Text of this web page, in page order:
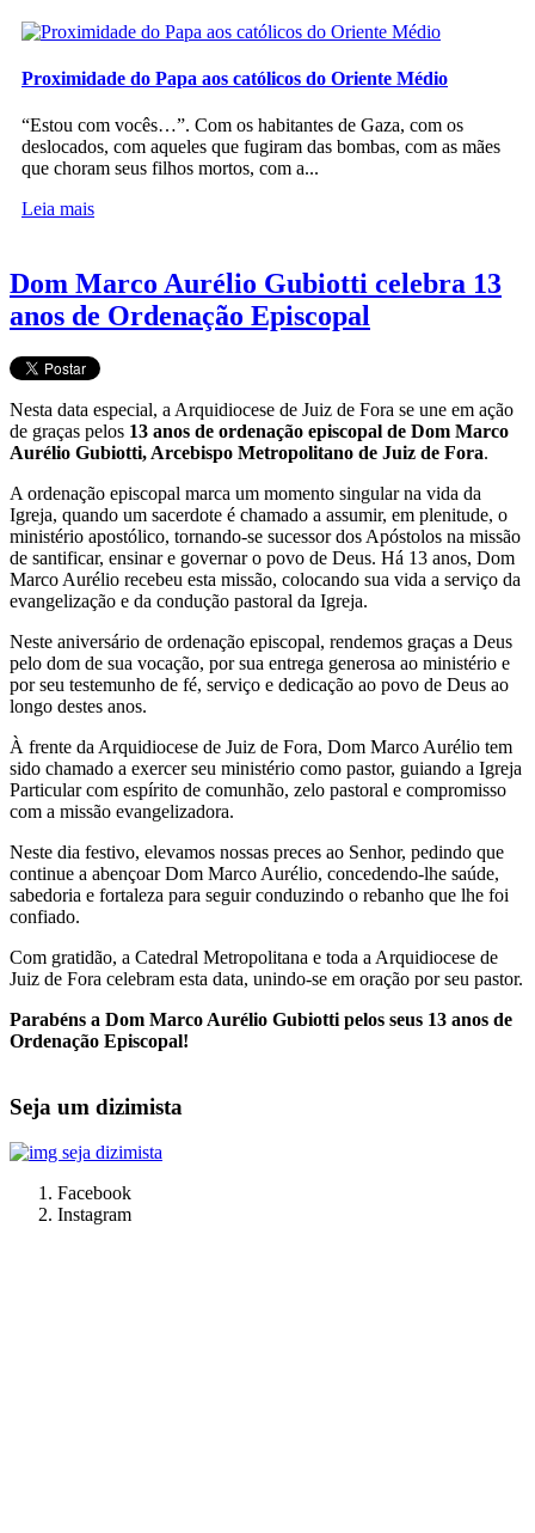
Proximidade do Papa aos católicos do Oriente Médio
“Estou com vocês…”. Com os habitantes de Gaza, com os
deslocados, com aqueles que fugiram das bombas, com as mães
que choram seus filhos mortos, com a...
Leia mais
Dom Marco Aurélio Gubiotti celebra 13
anos de Ordenação Episcopal
Nesta data especial, a Arquidiocese de Juiz de Fora se une em ação
de graças pelos 13 anos de ordenação episcopal de Dom Marco
Aurélio Gubiotti, Arcebispo Metropolitano de Juiz de Fora.
A ordenação episcopal marca um momento singular na vida da
Igreja, quando um sacerdote é chamado a assumir, em plenitude, o
ministério apostólico, tornando-se sucessor dos Apóstolos na missão
de santificar, ensinar e governar o povo de Deus. Há 13 anos, Dom
Marco Aurélio recebeu esta missão, colocando sua vida a serviço da
evangelização e da condução pastoral da Igreja.
Neste aniversário de ordenação episcopal, rendemos graças a Deus
pelo dom de sua vocação, por sua entrega generosa ao ministério e
por seu testemunho de fé, serviço e dedicação ao povo de Deus ao
longo destes anos.
À frente da Arquidiocese de Juiz de Fora, Dom Marco Aurélio tem
sido chamado a exercer seu ministério como pastor, guiando a Igreja
Particular com espírito de comunhão, zelo pastoral e compromisso
com a missão evangelizadora.
Neste dia festivo, elevamos nossas preces ao Senhor, pedindo que
continue a abençoar Dom Marco Aurélio, concedendo-lhe saúde,
sabedoria e fortaleza para seguir conduzindo o rebanho que lhe foi
confiado.
Com gratidão, a Catedral Metropolitana e toda a Arquidiocese de
Juiz de Fora celebram esta data, unindo-se em oração por seu pastor.
Parabéns a Dom Marco Aurélio Gubiotti pelos seus 13 anos de
Ordenação Episcopal!
Seja um dizimista
Facebook
Instagram